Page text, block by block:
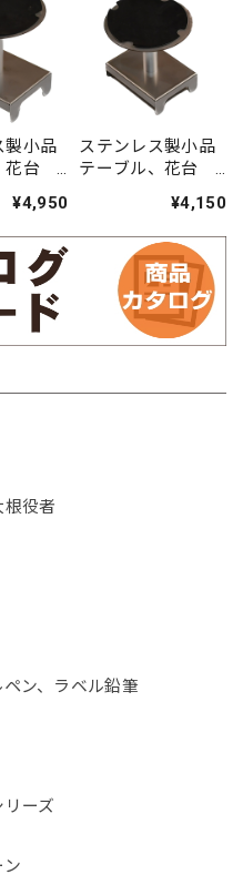
役者
ン、ラベル鉛筆
ーズ
製小品
花台
¥4,950
ステンレス製小品
テーブル、花台
り 105ｘH100¥4,150